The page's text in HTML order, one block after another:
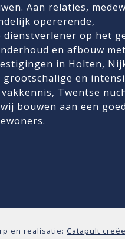
Aan relaties,
opererende,
op het
en afbouw
in Holten,
en
Twentse
bouwen aan een
en realisatie: Catapult